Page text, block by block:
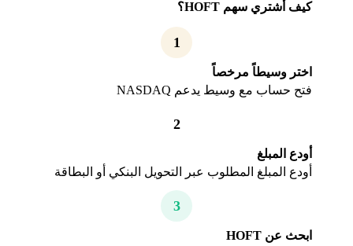
كيف أشتري سهم HOFT؟
1
اختر وسيطاً مرخصاً
فتح حساب مع وسيط يدعم NASDAQ
2
أودع المبلغ
أودع المبلغ المطلوب عبر التحويل البنكي أو البطاقة
3
ابحث عن HOFT